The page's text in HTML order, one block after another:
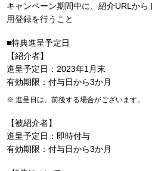
キャンペーン期間中に、紹介URLから
用登録を行うこと
■特典進呈予定日
【紹介者】
進呈予定日：2023年1月末
有効期限：付与日から3か月
進呈日は、前後する場合がございます。
【被紹介者】
進呈予定日：即時付与
有効期限：付与日から3か月